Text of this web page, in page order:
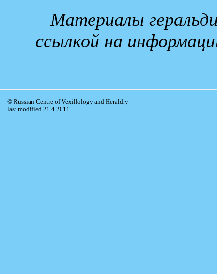
Материалы
ссылкой на
© Russian Centre of Vexillology and Heraldry
last modified 21.4.2011